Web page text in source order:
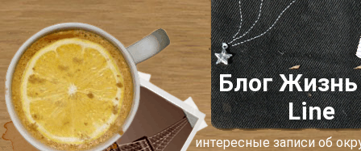
Блог Жизнь
Line
интересные записи об